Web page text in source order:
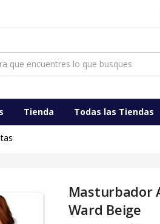
Tienda Todas las Tiendas
Masturbador
Ward Beige